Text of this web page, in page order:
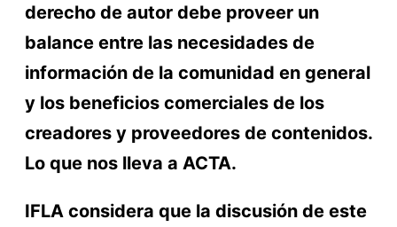
derecho de autor debe proveer un
balance entre las necesidades de
información de la comunidad en general
y los beneficios comerciales de los
creadores y proveedores de contenidos.
Lo que nos lleva a ACTA.
IFLA considera que la discusión de este